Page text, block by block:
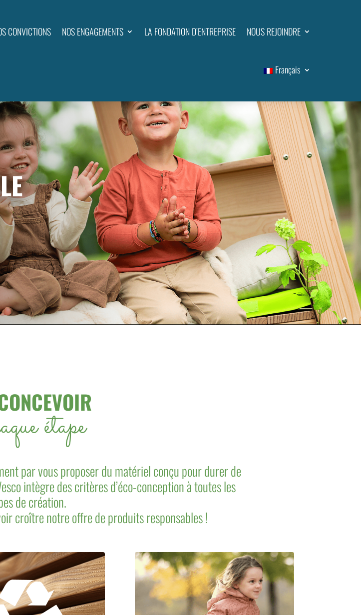
CONVICTIONS NOS ENGAGEMENTS LA FONDATION D’ENTREPRISE NOUS REJOINDRE
Français
étape
par vous proposer du matériel conçu pour durer de
intègre des critères d’éco-conception à toutes les
de création.
croître notre offre de produits responsables !